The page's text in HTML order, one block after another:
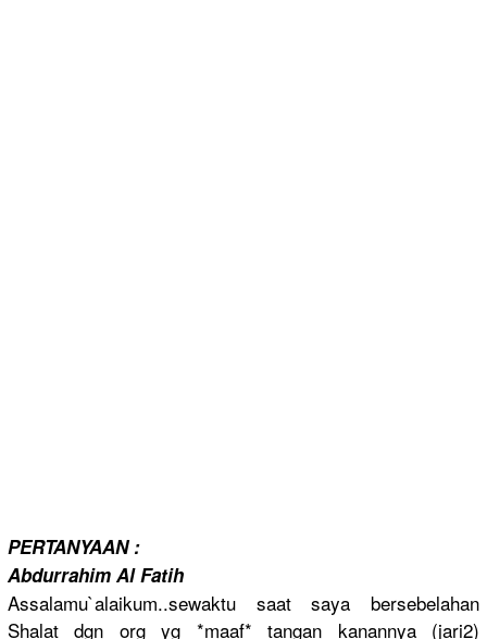
PERTANYAAN:
Abdurrahim Al Fatih
Assalamu`alaikum..sewaktu saat saya bersebelahan
Shalat dgn org yg *maaf* tangan kanannya (jari2)